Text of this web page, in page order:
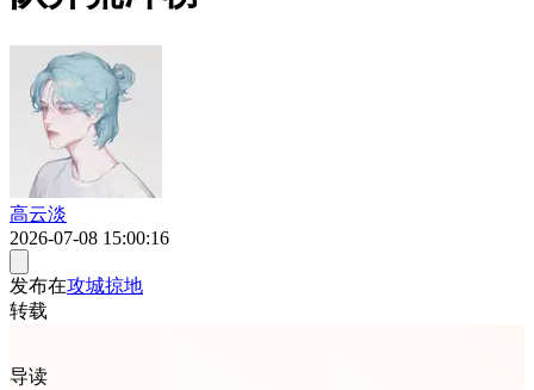
高云淡
2026-07-08 15:00:16
发布在攻城掠地
转载
导读